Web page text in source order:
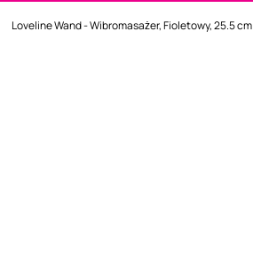
Loveline Wand - Wibromasażer, Fioletowy, 25.5 cm